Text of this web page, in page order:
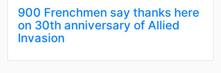
900 Frenchmen say thanks here
on 30th anniversary of Allied
Invasion